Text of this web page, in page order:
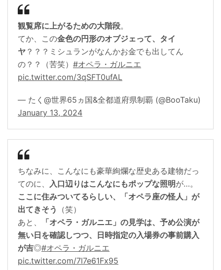
観覧席に上がるための大階段。
てか、この金色の円形のオブジェって、タイ
ヤ ？？？ミシュランがなんかお金でも出してん
の？？（苦笑） #オペラ・ガルニエ
pic.twitter.com/3qSFT0ufAL
— たく@世界65ヵ国&全都道府県制覇 (@BooTaku)
January 13, 2024
ちなみに、こんなにも豪華絢爛な歴史ある建物だっ
てのに、 入口辺りはこんなにもポップな照明が…。
ここに住みついてるらしい、「オペラ座の怪人」が
出てきそう
（笑）
あと、
「オペラ・ガルニエ」の見学は、予め公演が
無い日を確認しつつ、日時指定の入場券の事前購入
が吉◎#オペラ・ガルニエ
pic.twitter.com/7l7e61Fx95